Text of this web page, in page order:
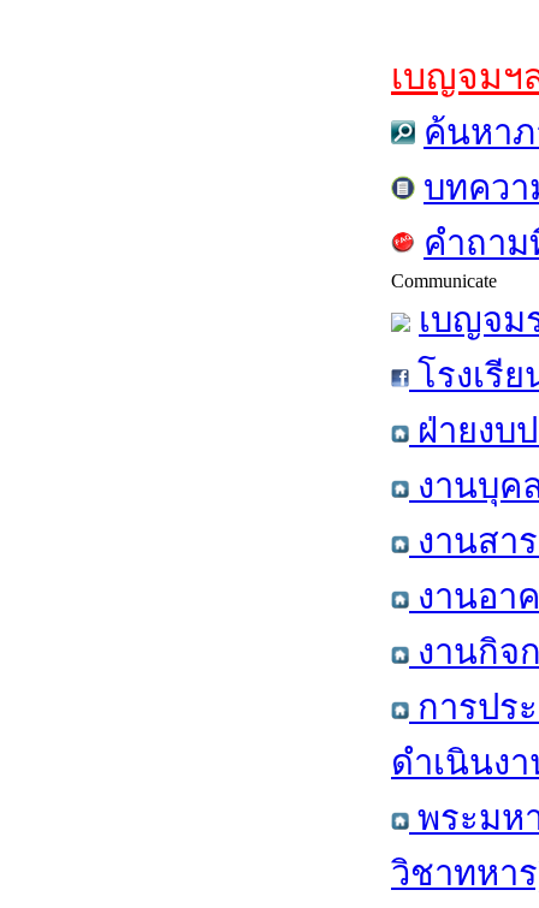
เบญจมฯ
ค้นหาภ
บทควา
คำถา
Communicate
เบญจม
โรงเรี
ฝ่ายงบ
งานบุค
งานสา
งานอา
งานกิจ
การปร
ดำเนินง
พระมห
วิชาทหา